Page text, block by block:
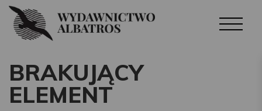
BRAKUJĄCY
ELEMENT